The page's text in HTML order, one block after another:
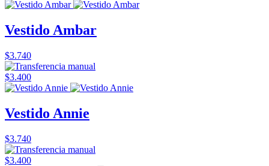
Vestido Ambar
$3.740
$3.400
Vestido Annie
$3.740
$3.400